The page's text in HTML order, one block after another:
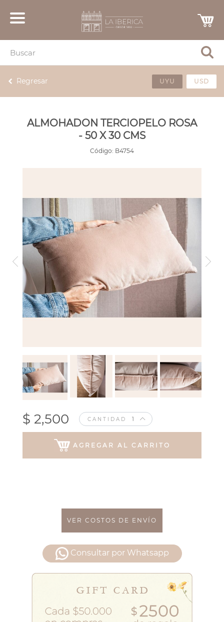
Regresar UYU USD
ALMOHADON TERCIOPELO ROSA
- 50 X 30 CMS
Código: B4754
$ 2,500 CANTIDAD
AGREGAR AL CARRITO
VER COSTOS DE ENVÍO
Consultar por Whatsapp